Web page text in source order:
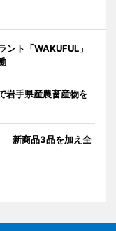
ント「WAKUFUL」
岩手県産農畜産物を
新商品3品を加え全